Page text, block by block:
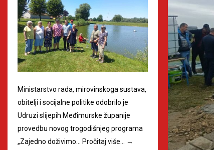
Ministarstvo rada, mirovinskoga sustava,
obitelji i socijalne politike odobrilo je
Udruzi slijepih Međimurske županije
provedbu novog trogodišnjeg programa
„Zajedno doživimo… Pročitaj više… →